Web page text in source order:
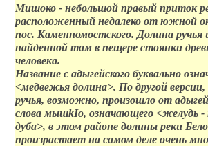
Мишоко - небольшой правый приток
расположенный недалеко от южной
пос. Каменномостского. Долина ручья
найденной там в пещере стоянки
человека.
Название с адыгейского буквально
<медвежья долина>. По другой версии,
ручья, возможно, произошло от
слова мышkIо, означающего <желудь -
дуба>, в этом районе долины реки
произрастает на самом деле очень